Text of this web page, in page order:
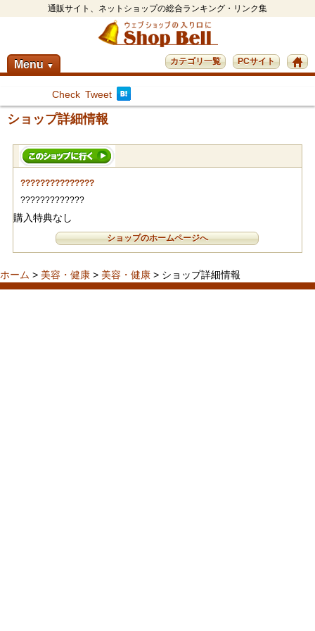
通販サイト、ネットショップの総合ランキング・リンク集
Menu ▼ PCサイト
カテゴリ一覧
Check Tweet
ショップ詳細情報
???????????????
?????????????
購入特典なし
ショップのホームページへ
ホーム > 美容・健康 > 美容・健康 > ショップ詳細情報